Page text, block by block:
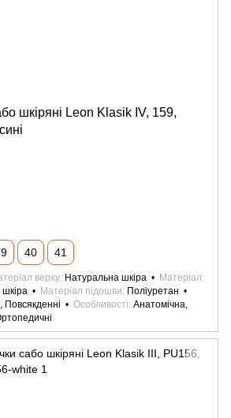
шкіряні Leon Klasik IV, 159,
40 41
верху Натуральна шкіра
Матеріал
Матеріал підошви
Поліуретан
Повсякденні Особливості Анатомічна,